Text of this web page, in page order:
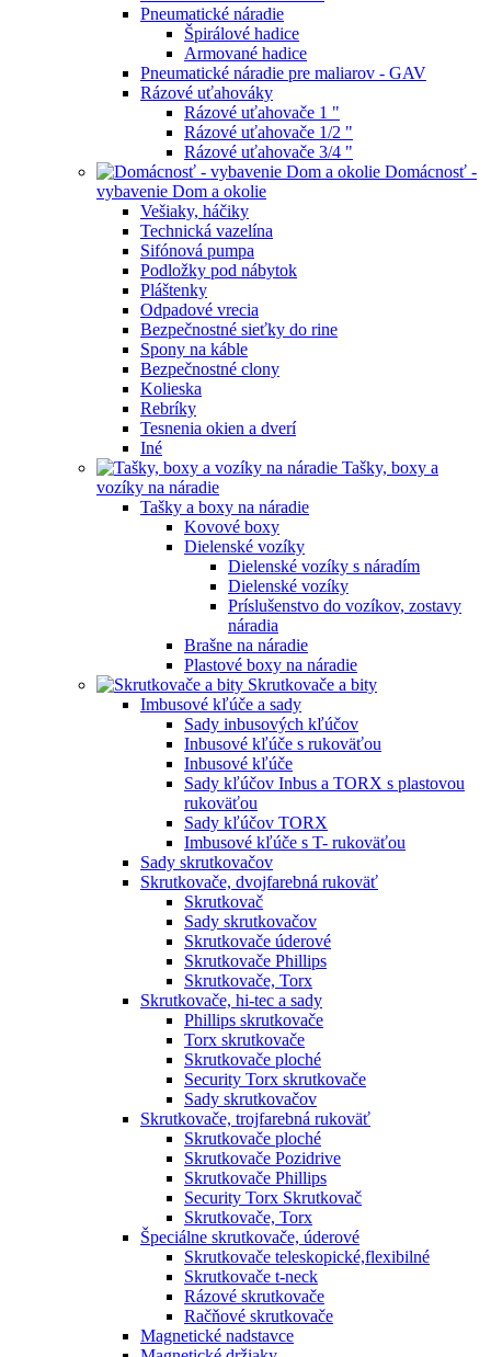
Pneumatické náradie
Špirálové hadice
Armované hadice
Pneumatické náradie pre maliarov - GAV
Rázové uťahováky
Rázové uťahovače 1 "
Rázové uťahovače 1/2 "
Rázové uťahovače 3/4 "
Domácnosť -
vybavenie Dom a okolie
Vešiaky, háčiky
Technická vazelína
Sifónová pumpa
Podložky pod nábytok
Pláštenky
Odpadové vrecia
Bezpečnostné sieťky do rine
Spony na káble
Bezpečnostné clony
Kolieska
Rebríky
Tesnenia okien a dverí
Iné
Tašky, boxy a
vozíky na náradie
Tašky a boxy na náradie
Kovové boxy
Dielenské vozíky
Dielenské vozíky s náradím
Dielenské vozíky
Príslušenstvo do vozíkov, zostavy
náradia
Brašne na náradie
Plastové boxy na náradie
Skrutkovače a bity
Imbusové kľúče a sady
Sady inbusových kľúčov
Inbusové kľúče s rukoväťou
Inbusové kľúče
Sady kľúčov Inbus a TORX s plastovou
rukoväťou
Sady kľúčov TORX
Imbusové kľúče s T- rukoväťou
Sady skrutkovačov
Skrutkovače, dvojfarebná rukoväť
Skrutkovač
Sady skrutkovačov
Skrutkovače úderové
Skrutkovače Phillips
Skrutkovače, Torx
Skrutkovače, hi-tec a sady
Phillips skrutkovače
Torx skrutkovače
Skrutkovače ploché
Security Torx skrutkovače
Sady skrutkovačov
Skrutkovače, trojfarebná rukoväť
Skrutkovače ploché
Skrutkovače Pozidrive
Skrutkovače Phillips
Security Torx Skrutkovač
Skrutkovače, Torx
Špeciálne skrutkovače, úderové
Skrutkovače teleskopické,flexibilné
Skrutkovače t-neck
Rázové skrutkovače
Račňové skrutkovače
Magnetické nadstavce